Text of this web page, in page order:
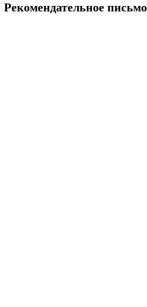
Рекомендательное письмо